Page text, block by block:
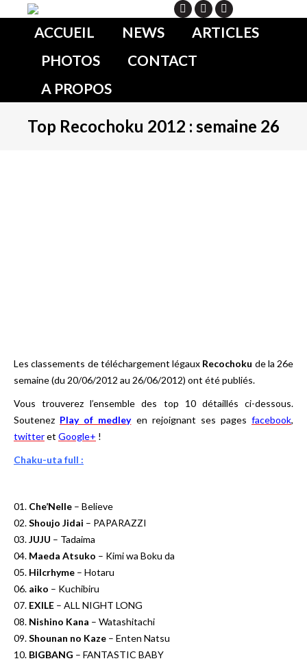
ACCUEIL NEWS
ARTICLES
PHOTOS
CONTACT
A PROPOS
Top Recochoku 2012 : semaine 26
Les classements de téléchargement légaux Recochoku de la 26e
semaine (du 20/06/2012 au 26/06/2012) ont été publiés.
Vous trouverez l’ensemble des top 10 détaillés ci-dessous.
Soutenez Play of medley en rejoignant ses pages facebook,
twitteret Google+ !
Chaku-uta full :
01. Che’Nelle – Believe
02.Shoujo Jidai – PAPARAZZI
03.JUJU – Tadaima
04. Maeda Atsuko – Kimi wa Boku da
05. Hilcrhyme – Hotaru
06. aiko – Kuchibiru
07. EXILE – ALL NIGHT LONG
08. Nishino Kana – Watashitachi
09.Shounan no Kaze – Enten Natsu
10. BIGBANG – FANTASTIC BABY